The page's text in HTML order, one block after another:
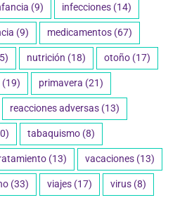
(9) medicamentos(67)
nutrición(18) otoño(17)
(19) primavera(21)
reacciones adversas(13)
tabaquismo(8)
(13) vacaciones
(33) viajes(17) virus(8)